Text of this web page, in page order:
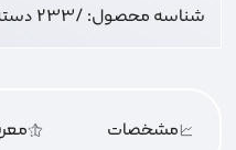
شناسه محصول:/233
مشخصات